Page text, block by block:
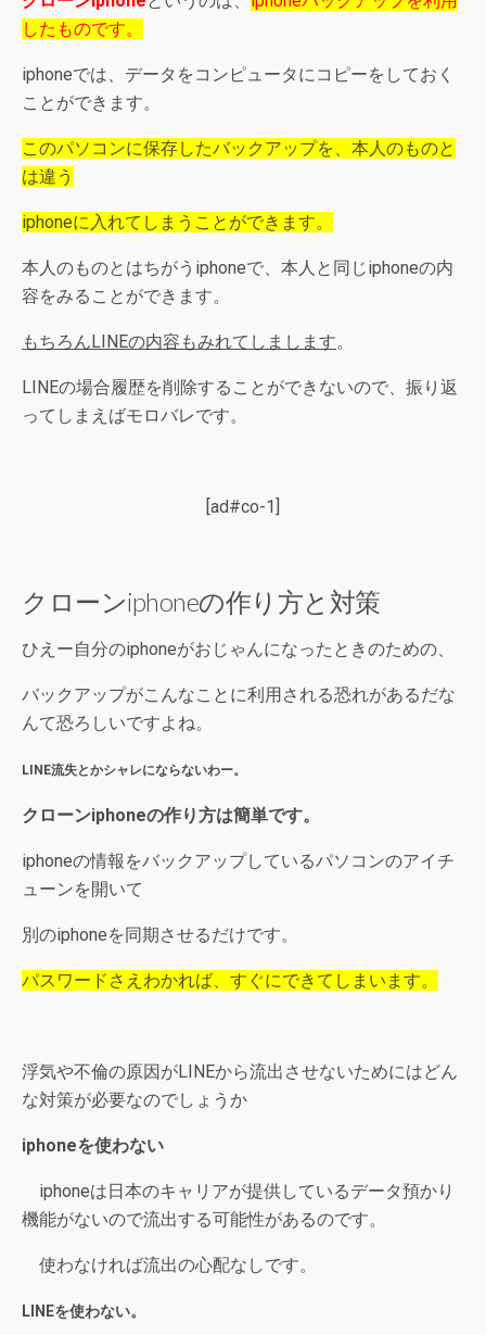
したものです。
iphoneでは、データをコンピュータにコピーをしておく
ことができます。
このパソコンに保存したバックアップを、本人のものと
は違う
iphoneに入れてしまうことができます。
本人のものとはちがうiphoneで、本人と同じiphoneの内
容をみることができます。
もちろんLINEの内容もみれてしまします。
LINEの場合履歴を削除することができないので、振り返
ってしまえばモロバレです。
[ad#co-1]
クローンiphoneの作り方と対策
ひえー自分のiphoneがおじゃんになったときのための、
バックアップがこんなことに利用される恐れがあるだな
んて恐ろしいですよね。
LINE流失とかシャレにならないわー。
クローンiphoneの作り方は簡単です。
iphoneの情報をバックアップしているパソコンのアイチ
ューンを開いて
別のiphoneを同期させるだけです。
パスワードさえわかれば、すぐにできてしまいます。
浮気や不倫の原因がLINEから流出させないためにはどん
な対策が必要なのでしょうか
iphoneを使わない
iphoneは日本のキャリアが提供しているデータ預かり
機能がないので流出する可能性があるのです。
使わなければ流出の心配なしです。
LINEを使わない。